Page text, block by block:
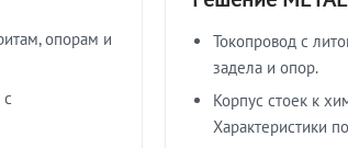
опорам и
Токопровод с
задела и опор.
Корпус стоек к
Характеристики